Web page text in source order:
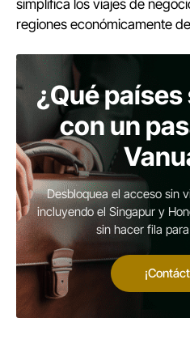
simplifica los viajes de
regiones económicamente
¿Qué
con un
Desbloquea el acceso sin
incluyendo el Singapur y
sin hacer fila